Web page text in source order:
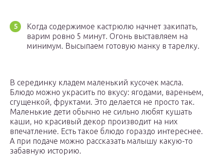
Когда содержимое кастрюлю начнет закипать,
варим ровно 5 минут. Огонь выставляем на
минимум. Высыпаем готовую манку в тарелку.
В серединку кладем маленький кусочек масла.
Блюдо можно украсить по вкусу: ягодами, вареньем,
сгущенкой, фруктами. Это делается не просто так.
Маленькие дети обычно не сильно любят кушать
каши, но красивый декор производит на них
впечатление. Есть такое блюдо гораздо интереснее.
А при подаче можно рассказать малышу какую-то
забавную историю.